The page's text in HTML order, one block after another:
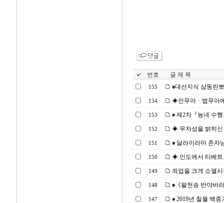
번호 글 제 목
155 ♠대선지식 삼동린
154 ◈인무아ㆍ법무아
153 ♠ 제2차『늉네 수행
152 ◈ 무자성을 밝히신
151 ♠ 달라이라마 존자
150 ◈ 인도에서 티베트
149 죄업을 크게 소멸
148 ♠《팔천송 반야바
147 ♠ 2019년 칠월 백중